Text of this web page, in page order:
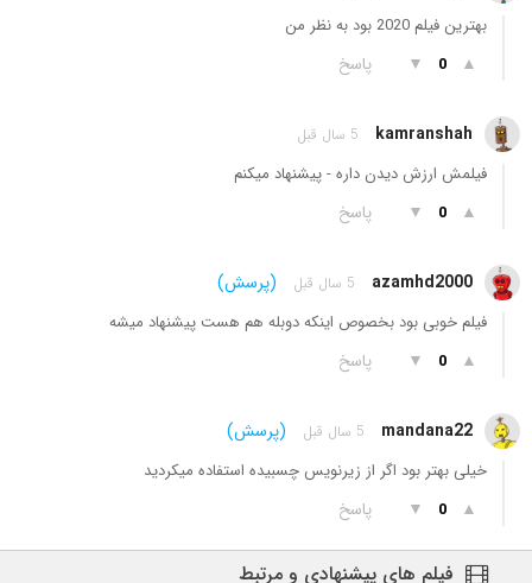
بهترین فیلم 2020 بود به نظر من
▲
0
▼ پاسخ
kamranshah 5 سال قبل
فیلمش ارزش دیدن داره - پیشنهاد میکنم
▲
0
▼ پاسخ
azamhd2000 5 سال قبل (پرسش)
فیلم خوبی بود بخصوص اینکه دوبله هم هست پیشنهاد میشه
▲
0
▼ پاسخ
mandana22 5 سال قبل (پرسش)
خیلی بهتر بود اگر از زیرنویس چسبیده استفاده میکردید
▲
0
▼ پاسخ
فیلم های پیشنهادی و مرتبط